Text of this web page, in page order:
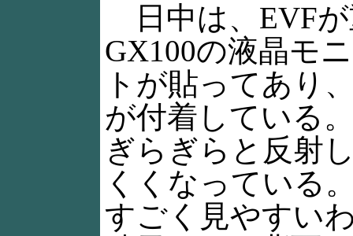
日中は、EVF
GX100の液晶モ
トが貼ってあり
が付着している
ぎらぎらと反射
くくなっている
すごく見やすい